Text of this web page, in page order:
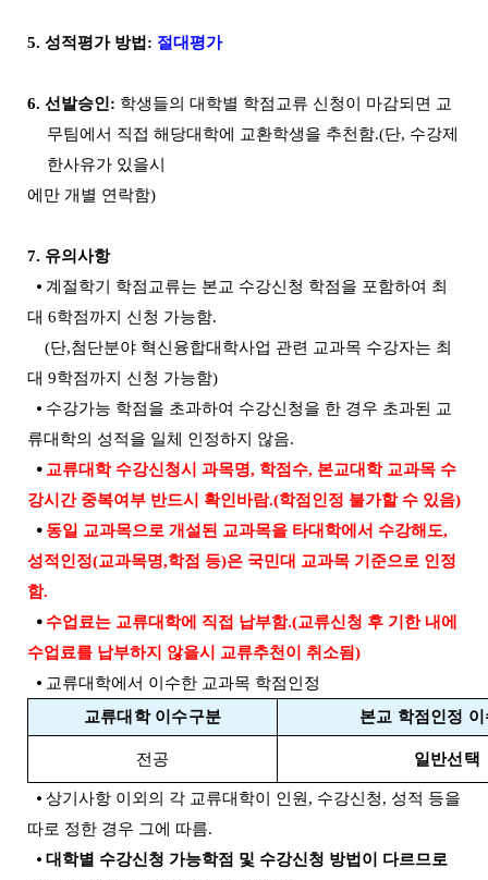
5. 성적평가 방법: 절대평가
6. 선발승인: 학생들의 대학별 학점교류 신청이 마감되면 교
무팀에서 직접 해당대학에 교환학생을 추천함.(단, 수강제
한사유가 있을시
에만 개별 연락함)
7. 유의사항
⦁ 계절학기 학점교류는 본교 수강신청 학점을 포함하여 최
대 6학점까지 신청 가능함.
(단,첨단분야 혁신융합대학사업 관련 교과목 수강자는 최
대 9학점까지 신청 가능함)
⦁ 수강가능 학점을 초과하여 수강신청을 한 경우 초과된 교
류대학의 성적을 일체 인정하지 않음.
⦁ 교류대학 수강신청시 과목명, 학점수, 본교대학 교과목 수
강시간 중복여부 반드시 확인바람.(학점인정 불가할 수 있음)
⦁ 동일 교과목으로 개설된 교과목을 타대학에서 수강해도,
성적인정(교과목명,학점 등)은 국민대 교과목 기준으로 인정
함.
⦁ 수업료는 교류대학에 직접 납부함.(교류신청 후 기한 내에
수업료를 납부하지 않을시 교류추천이 취소됨)
⦁ 교류대학에서 이수한 교과목 학점인정
교류대학 이수구분
본교 학점인정
전공 일반선택
⦁ 상기사항 이외의 각 교류대학이 인원 , 수강신청, 성적 등을
따로 정한 경우 그에 따름.
⦁ 대학별 수강신청 가능학점 및 수강신청 방법이 다르므로